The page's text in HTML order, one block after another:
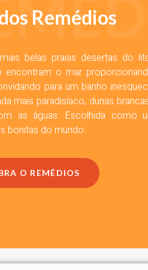
Remédios
belas praias desertas do
encontram o mar
para um banho
mais paradisíaco, dunas
as águas. Escolhida como
bonitas do mundo.
O REMÉDIOS